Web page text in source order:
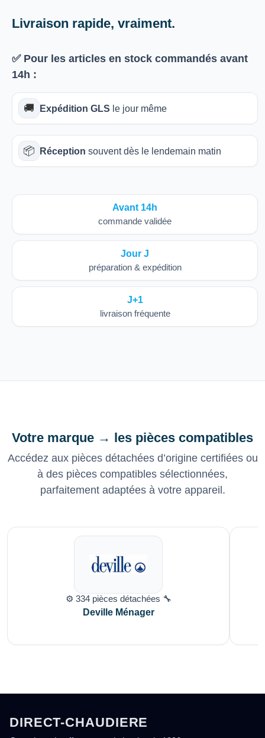
Livraison rapide, vraiment.
✅ Pour les articles en stock commandés avant
14h :
🚚 Expédition GLS le jour même
📦 Réception souvent dès le lendemain matin
Avant 14h
commande validée
Jour J
préparation & expédition
J+1
livraison fréquente
Votre marque → les pièces compatibles
Accédez aux pièces détachées d’origine certifiées ou
à des pièces compatibles sélectionnées,
parfaitement adaptées à votre appareil.
⚙️ 334 pièces détachées 🔧
Deville Ménager
DIRECT-CHAUDIERE